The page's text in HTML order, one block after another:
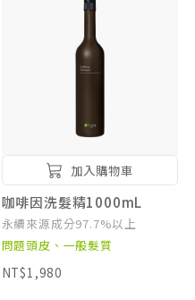
加入購物車
咖啡因洗髮精1000mL
永續來源成分97.7%以上
問題頭皮、一般髮質
NT$1,980